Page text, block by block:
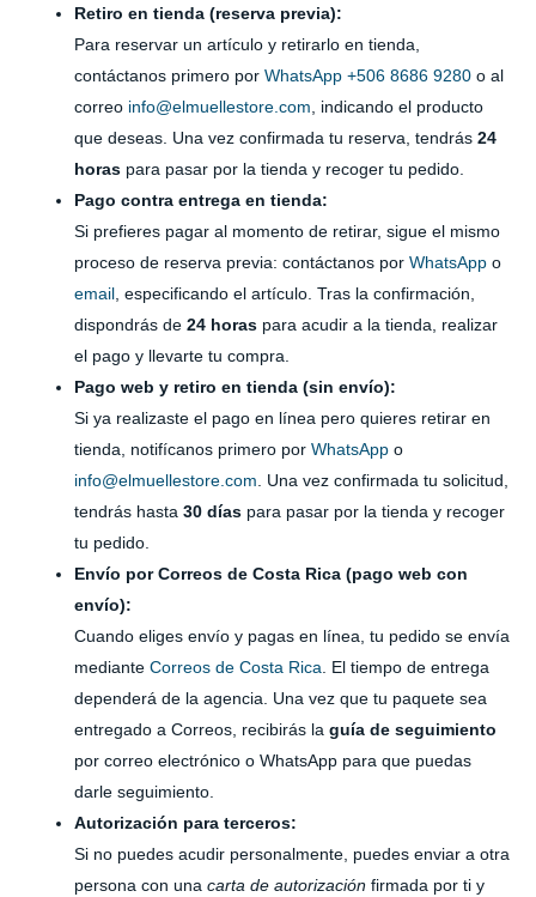
Retiro en tienda (reserva previa):
Para reservar un artículo y retirarlo en tienda,
contáctanos primero por WhatsApp +506 8686 9280 o al
correo info@elmuellestore.com , indicando el producto
que deseas. Una vez confirmada tu reserva, tendrás 24
horas para pasar por la tienda y recoger tu pedido.
Pago contra entrega en tienda:
Si prefieres pagar al momento de retirar, sigue el mismo
proceso de reserva previa: contáctanos por WhatsApp o
email , especificando el artículo. Tras la confirmación,
dispondrás de 24 horas para acudir a la tienda, realizar
el pago y llevarte tu compra.
Pago web y retiro en tienda (sin envío):
Si ya realizaste el pago en línea pero quieres retirar en
tienda, notifícanos primero por WhatsApp o
info@elmuellestore.com . Una vez confirmada tu solicitud,
tendrás hasta 30 días para pasar por la tienda y recoger
tu pedido.
Envío por Correos de Costa Rica (pago web con
envío):
Cuando eliges envío y pagas en línea, tu pedido se envía
mediante Correos de Costa Rica . El tiempo de entrega
dependerá de la agencia. Una vez que tu paquete sea
entregado a Correos, recibirás la guía de seguimiento
por correo electrónico o WhatsApp para que puedas
darle seguimiento.
Autorización para terceros:
Si no puedes acudir personalmente, puedes enviar a otra
persona con una carta de autorización firmada por ti y